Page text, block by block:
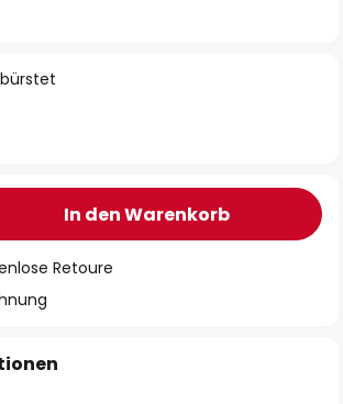
In den Warenkorb
Retoure